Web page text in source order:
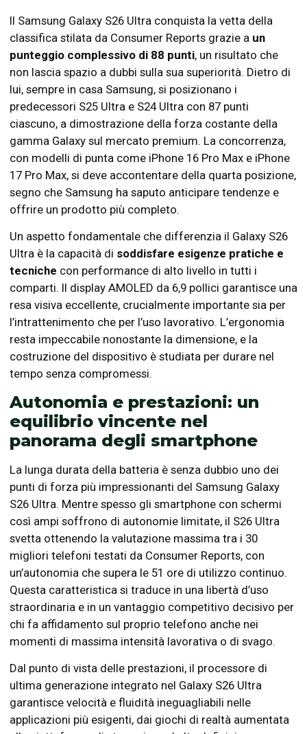
Il Samsung Galaxy S26 Ultra conquista la vetta della
classifica stilata da Consumer Reports grazie a un
punteggio complessivo di 88 punti, un risultato che
non lascia spazio a dubbi sulla sua superiorità. Dietro di
lui, sempre in casa Samsung, si posizionano i
predecessori S25 Ultra e S24 Ultra con 87 punti
ciascuno, a dimostrazione della forza costante della
gamma Galaxy sul mercato premium. La concorrenza,
con modelli di punta come iPhone 16 Pro Max e iPhone
17 Pro Max, si deve accontentare della quarta posizione,
segno che Samsung ha saputo anticipare tendenze e
offrire un prodotto più completo.
Un aspetto fondamentale che differenzia il Galaxy S26
Ultra è la capacità di soddisfare esigenze pratiche e
tecniche con performance di alto livello in tutti i
comparti. Il display AMOLED da 6,9 pollici garantisce una
resa visiva eccellente, crucialmente importante sia per
l’intrattenimento che per l’uso lavorativo. L’ergonomia
resta impeccabile nonostante la dimensione, e la
costruzione del dispositivo è studiata per durare nel
tempo senza compromessi.
Autonomia e prestazioni: un
equilibrio vincente nel
panorama degli smartphone
La lunga durata della batteria è senza dubbio uno dei
punti di forza più impressionanti del Samsung Galaxy
S26 Ultra. Mentre spesso gli smartphone con schermi
così ampi soffrono di autonomie limitate, il S26 Ultra
svetta ottenendo la valutazione massima tra i 30
migliori telefoni testati da Consumer Reports, con
un’autonomia che supera le 51 ore di utilizzo continuo.
Questa caratteristica si traduce in una libertà d’uso
straordinaria e in un vantaggio competitivo decisivo per
chi fa affidamento sul proprio telefono anche nei
momenti di massima intensità lavorativa o di svago.
Dal punto di vista delle prestazioni, il processore di
ultima generazione integrato nel Galaxy S26 Ultra
garantisce velocità e fluidità ineguagliabili nelle
applicazioni più esigenti, dai giochi di realtà aumentata